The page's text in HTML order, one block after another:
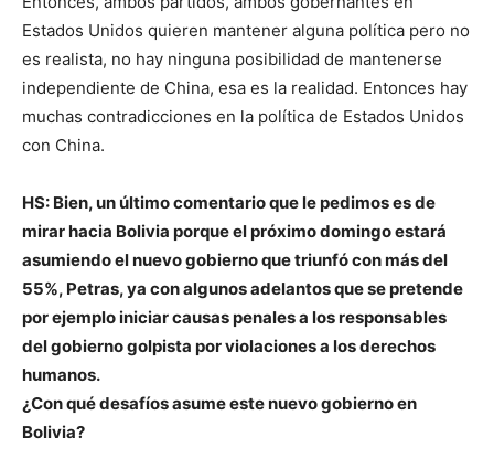
Estados Unidos quieren mantener alguna política pero no
es realista, no hay ninguna posibilidad de mantenerse
independiente de China, esa es la realidad. Entonces hay
muchas contradicciones en la política de Estados Unidos
con China.
HS: Bien, un último comentario que le pedimos es de
mirar hacia Bolivia porque el próximo domingo estará
asumiendo el nuevo gobierno que triunfó con más del
55%, Petras, ya con algunos adelantos que se pretende
por ejemplo iniciar causas penales a los responsables
del gobierno golpista por violaciones a los derechos
humanos.
¿Con qué desafíos asume este nuevo gobierno en
Bolivia?